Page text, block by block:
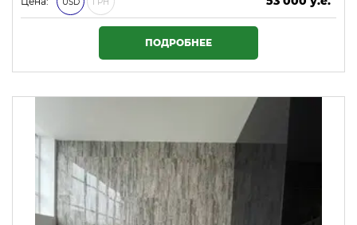
USD ГРН
2 279 000 ₴
ПОДРОБНЕЕ